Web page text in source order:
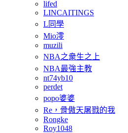
lifed
LINCAITINGS
L同學
Mio澪
muzili
NBA之衆生之上
NBA最強主教
nt74yb10
perdet
popo婆婆
Re，骨傲天屠戮的我
Rongke
Roy1048